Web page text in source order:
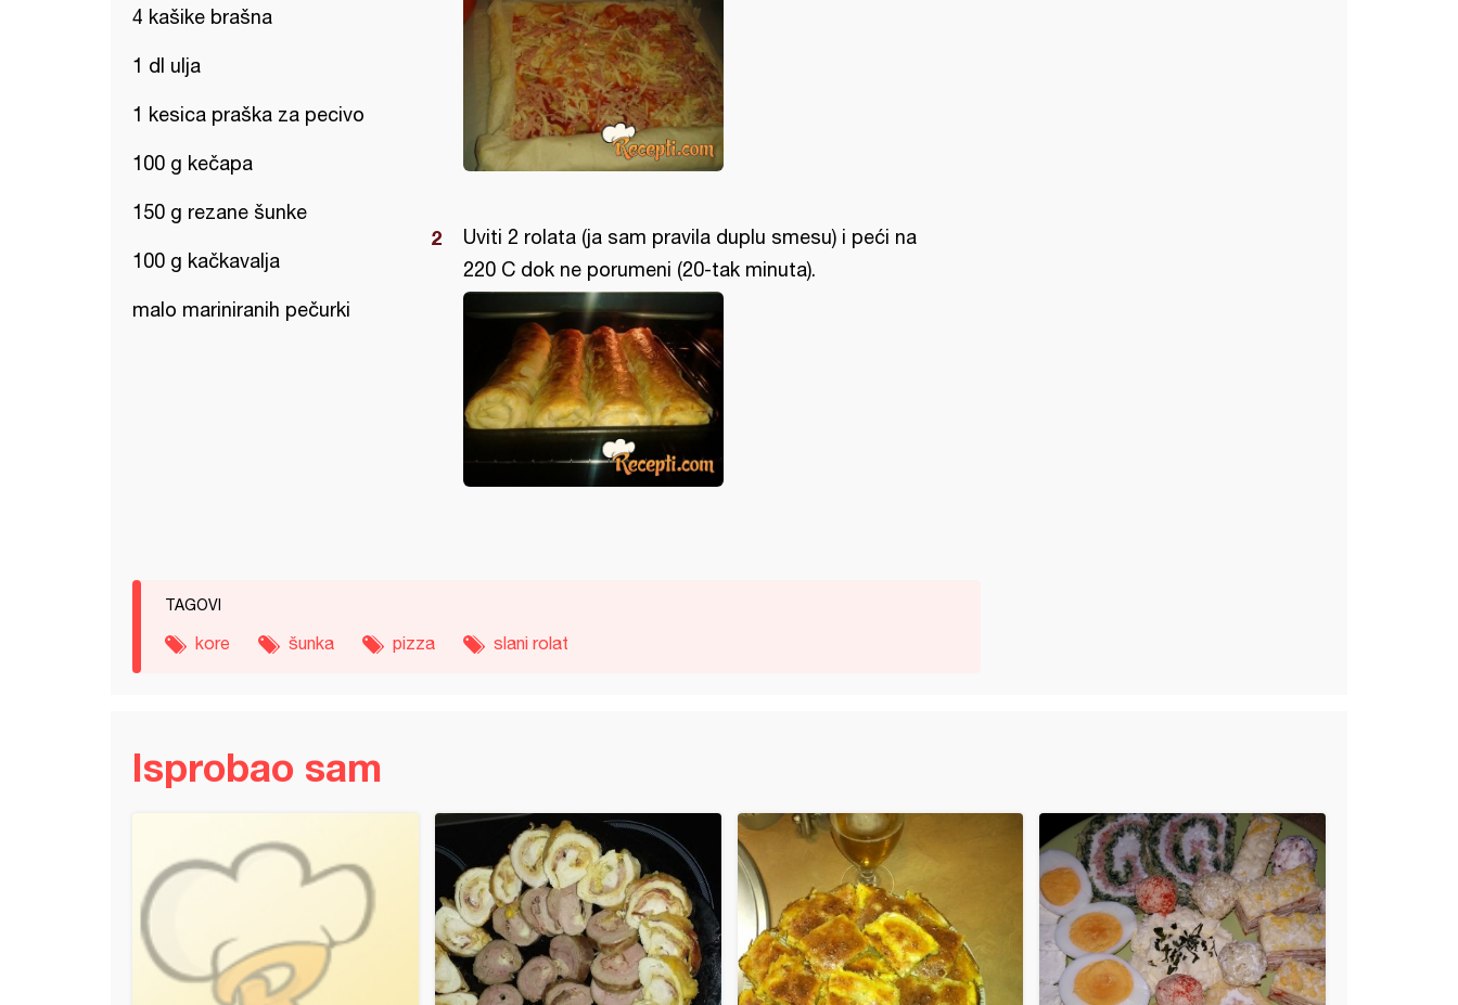
4 kašike brašna
1 dl ulja
1 kesica praška za pecivo
100 g kečapa
150 g rezane šunke
100 g kačkavalja
malo mariniranih pečurki
Uviti 2 rolata (ja sam pravila duplu smesu) i peći na
220 C dok ne porumeni (20-tak minuta).
TAGOVI
kore šunka pizza slani rolat
Isprobao sam